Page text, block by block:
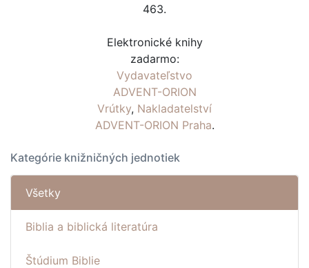
463.
Elektronické knihy
zadarmo:
Vydavateľstvo
ADVENT-ORION
Vrútky, Nakladatelství
ADVENT-ORION Praha.
Kategórie knižničných jednotiek
Všetky
Biblia a biblická literatúra
Štúdium Biblie